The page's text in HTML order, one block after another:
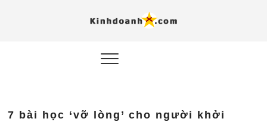
7 bài học ‘vỡ lòng’ cho người khởi